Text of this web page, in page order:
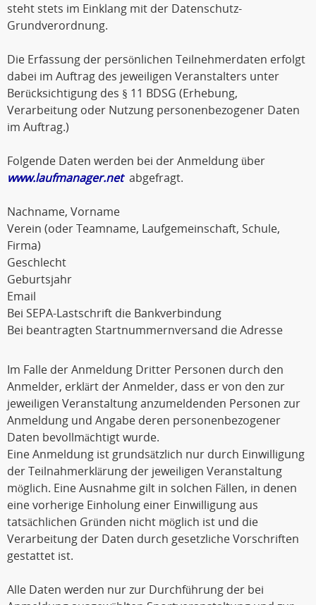
steht stets im Einklang mit der Datenschutz-
Grundverordnung.
Die Erfassung der persönlichen Teilnehmerdaten erfolgt
dabei im Auftrag des jeweiligen Veranstalters unter
Berücksichtigung des § 11 BDSG (Erhebung,
Verarbeitung oder Nutzung personenbezogener Daten
im Auftrag.)
Folgende Daten werden bei der Anmeldung über
www.laufmanager.netabgefragt.
Nachname, Vorname
Verein (oder Teamname, Laufgemeinschaft, Schule,
Firma)
Geschlecht
Geburtsjahr
Email
Bei SEPA-Lastschrift die Bankverbindung
Bei beantragten Startnummernversand die Adresse
Im Falle der Anmeldung Dritter Personen durch den
Anmelder, erklärt der Anmelder, dass er von den zur
jeweiligen Veranstaltung anzumeldenden Personen zur
Anmeldung und Angabe deren personenbezogener
Daten bevollmächtigt wurde.
Eine Anmeldung ist grundsätzlich nur durch Einwilligung
der Teilnahmerklärung der jeweiligen Veranstaltung
möglich. Eine Ausnahme gilt in solchen Fällen, in denen
eine vorherige Einholung einer Einwilligung aus
tatsächlichen Gründen nicht möglich ist und die
Verarbeitung der Daten durch gesetzliche Vorschriften
gestattet ist.
Alle Daten werden nur zur Durchführung der bei